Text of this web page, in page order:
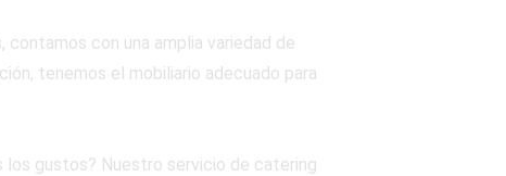
con una amplia variedad de
tenemos el mobiliario adecuado para
gustos? Nuestro servicio de catering